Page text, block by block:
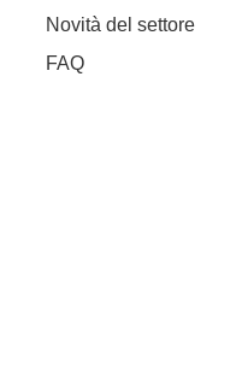
Novità del settore
FAQ